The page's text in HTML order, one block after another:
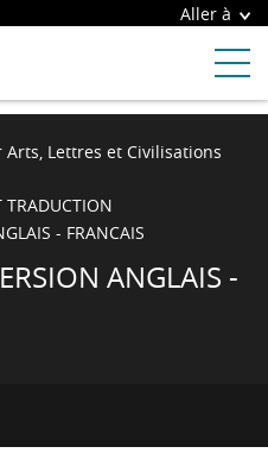
Aller à
Arts, Lettres et Civilisations
TRADUCTION
- FRANCAIS
ANGLAIS -